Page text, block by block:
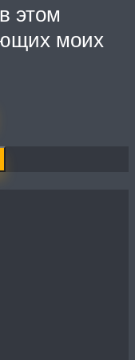
этом
моих